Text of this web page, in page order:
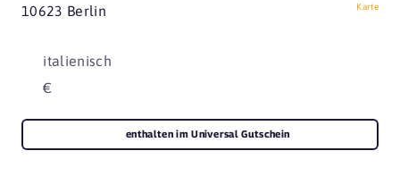
10623 Berlin Karte
italienisch
€
enthalten im Universal Gutschein